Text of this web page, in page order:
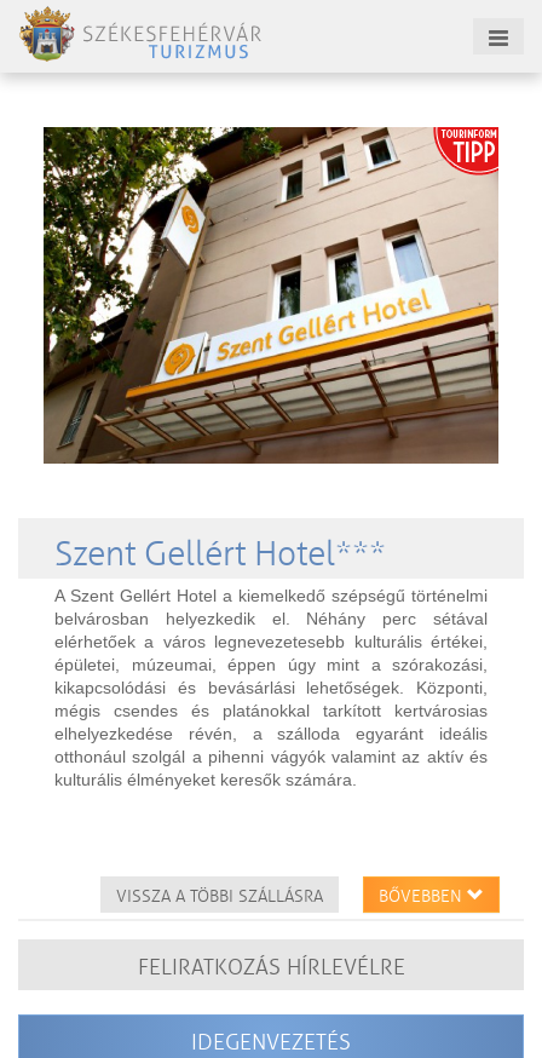
Szent Gellért Hotel***
A Szent Gellért Hotel a kiemelkedő szépségű történelmi
belvárosban helyezkedik el. Néhány perc sétával
elérhetőek a város legnevezetesebb kulturális értékei,
épületei, múzeumai, éppen úgy mint a szórakozási,
kikapcsolódási és bevásárlási lehetőségek. Központi,
mégis csendes és platánokkal tarkított kertvárosias
elhelyezkedése révén, a szálloda egyaránt ideális
otthonául szolgál a pihenni vágyók valamint az aktív és
kulturális élményeket keresők számára.
BŐVEBBEN
VISSZA A TÖBBI SZÁLLÁSRA
FELIRATKOZÁS HÍRLEVÉLRE
IDEGENVEZETÉS